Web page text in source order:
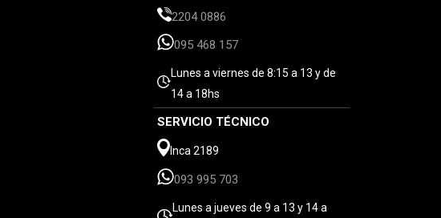
2204 0886
095 468 157
Lunes a viernes de 8:15 a 13 y de
14 a 18hs
SERVICIO TÉCNICO
Inca 2189
093 995 703
Lunes a jueves de 9 a 13 y 14 a